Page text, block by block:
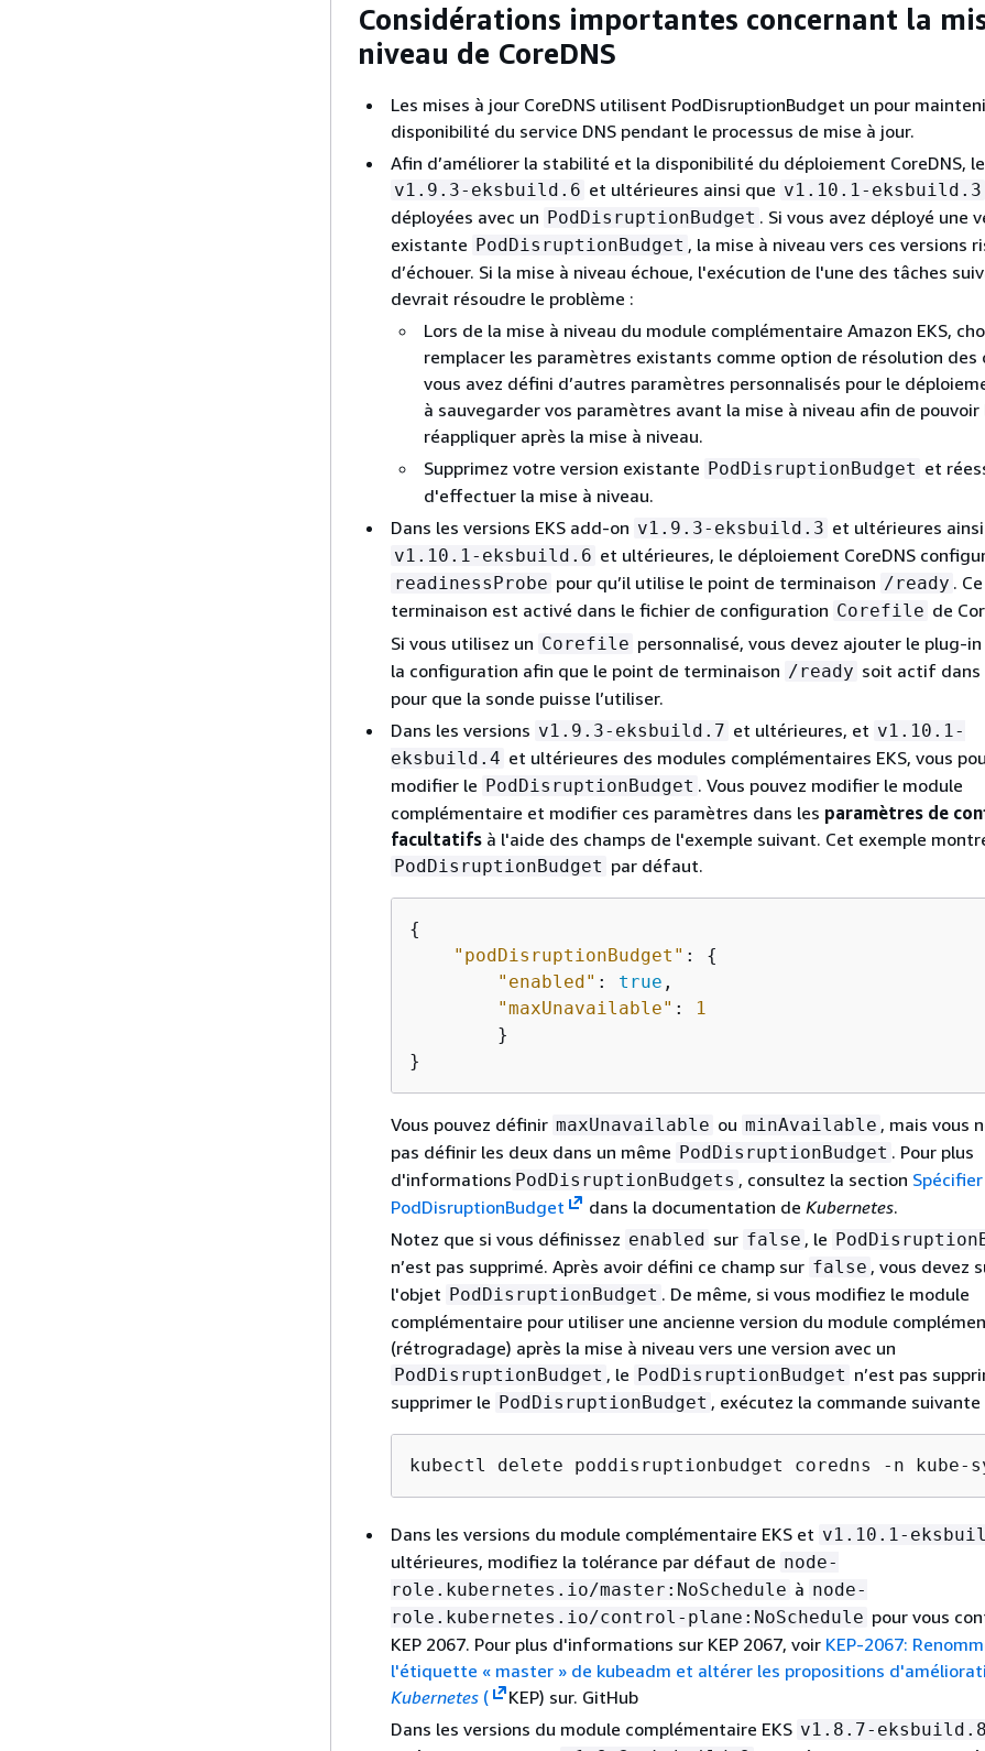
Considérations importantes concernant la
niveau de CoreDNS
Les mises à jour CoreDNS utilisent PodDisruptionBudget un pour
disponibilité du service DNS pendant le processus de mise à jour.
Afin d’améliorer la stabilité et la disponibilité du déploiement CoreDNS,
v1.9.3-eksbuild.6 et ultérieures ainsi que v1.10.1-eksbuild.3
déployées avec un PodDisruptionBudget . Si vous avez déployé une
existante PodDisruptionBudget , la mise à niveau vers ces versions
d’échouer. Si la mise à niveau échoue, l'exécution de l'une des tâches
devrait résoudre le problème :
Lors de la mise à niveau du module complémentaire Amazon EKS,
remplacer les paramètres existants comme option de résolution des
vous avez défini d’autres paramètres personnalisés pour le
à sauvegarder vos paramètres avant la mise à niveau afin de pouvoir
réappliquer après la mise à niveau.
Supprimez votre version existante PodDisruptionBudget et
d'effectuer la mise à niveau.
Dans les versions EKS add-on v1.9.3-eksbuild.3 et ultérieures
v1.10.1-eksbuild.6 et ultérieures, le déploiement CoreDNS
readinessProbe pour qu’il utilise le point de terminaison /ready .
terminaison est activé dans le fichier de configuration Corefile de
Si vous utilisez un Corefile personnalisé, vous devez ajouter le plug-in
la configuration afin que le point de terminaison /ready soit actif dans
pour que la sonde puisse l’utiliser.
Dans les versions v1.9.3-eksbuild.7 et ultérieures, et v1.10.1-
eksbuild.4 et ultérieures des modules complémentaires EKS, vous
modifier le PodDisruptionBudget . Vous pouvez modifier le module
complémentaire et modifier ces paramètres dans les paramètres de
facultatifs à l'aide des champs de l'exemple suivant. Cet exemple
PodDisruptionBudget par défaut.
{
"podDisruptionBudget" : {
"enabled" : true ,
"maxUnavailable" :
1
        }
}
Vous pouvez définir maxUnavailable ou minAvailable , mais vous
pas définir les deux dans un même PodDisruptionBudget . Pour plus
d'informations PodDisruptionBudgets , consultez la section
PodDisruptionBudget
dans la documentation de Kubernetes.
Notez que si vous définissez enabled sur false , le
n’est pas supprimé. Après avoir défini ce champ sur false , vous devez
l'objet PodDisruptionBudget . De même, si vous modifiez le module
complémentaire pour utiliser une ancienne version du module
(rétrogradage) après la mise à niveau vers une version avec un
PodDisruptionBudget , le PodDisruptionBudget n’est pas
supprimer le PodDisruptionBudget , exécutez la commande suivante
kubectl delete poddisruptionbudget coredns -n kube-
Dans les versions du module complémentaire EKS et v1.10.1-
ultérieures, modifiez la tolérance par défaut de node-
role.kubernetes.io/master:NoSchedule à node-
role.kubernetes.io/control-plane:NoSchedule pour vous
KEP 2067. Pour plus d'informations sur KEP 2067, voir KEP-2067:
l'étiquette « master » de kubeadm et altérer les propositions
Kubernetes (
KEP) sur. GitHub
Dans les versions du module complémentaire EKS v1.8.7-eksbuild.8